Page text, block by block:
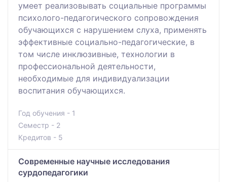
умеет реализовывать социальные программы
психолого-педагогического сопровождения
обучающихся с нарушением слуха, применять
эффективные социально-педагогические, в
том числе инклюзивные, технологии в
профессиональной деятельности,
необходимые для индивидуализации
воспитания обучающихся.
Год обучения - 1
Семестр - 2
Кредитов - 5
Современные научные исследования
сурдопедагогики